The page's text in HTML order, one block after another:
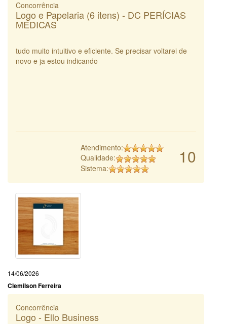
Concorrência
Logo e Papelaria (6 itens) - DC PERÍCIAS
MÉDICAS
tudo muito intuitivo e eficiente. Se precisar voltarei de
novo e ja estou indicando
10
Atendimento:
Qualidade:
Sistema:
14/06/2026
Clemilson Ferreira
Concorrência
Logo - Ello Business